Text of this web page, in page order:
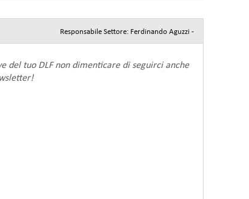
Responsabile Settore: Ferdinando Aguzzi -
del tuo DLF non dimenticare di seguirci anche